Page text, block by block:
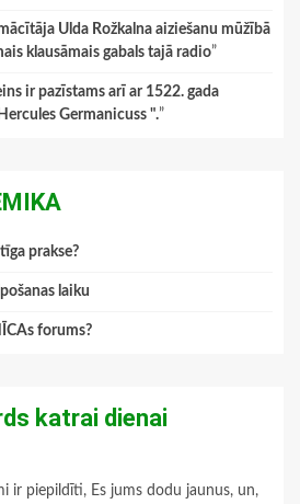
Ulda Rožkalna aiziešanu mūžībā
klausāmais gabals tajā radio”
ir pazīstams arī ar 1522. gada
Germanicuss ".”
prakse?
laiku
forums?
katrai dienai
ir piepildīti, Es jums dodu jaunus, un,